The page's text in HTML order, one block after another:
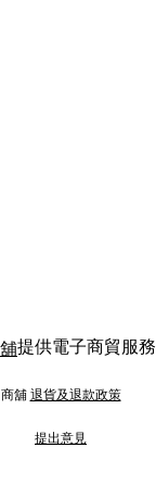
提供電子商貿服務
商舖 退貨及退款政策
提出意見